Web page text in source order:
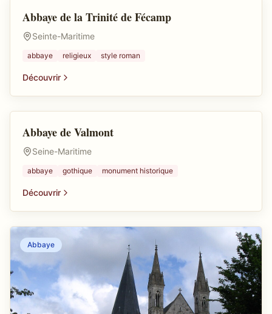
Abbaye
Abbaye de la Trinité de Fécamp
Seinte-Maritime
abbaye religieux style roman
Découvrir
Abbaye
Abbaye de Valmont
Seine-Maritime
abbaye gothique monument historique
Découvrir
Abbaye